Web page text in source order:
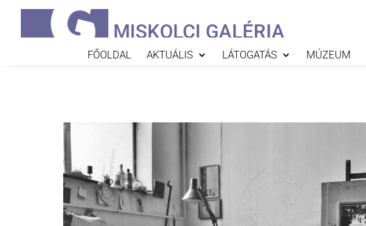
MISKOLCI GALÉRIA
FŐOLDAL AKTUÁLIS LÁTOGATÁS MÚZEUM